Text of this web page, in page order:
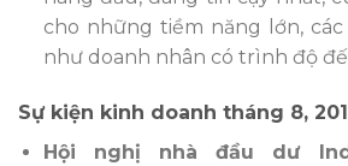
cho những tiềm năng lớn,
như doanh nhân có trình độ
Sự kiện kinh doanh tháng 8,
Hội nghị nhà đầu dư